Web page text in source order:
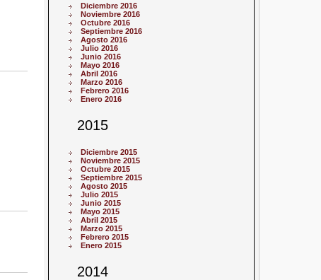
Diciembre 2016
Noviembre 2016
Octubre 2016
Septiembre 2016
Agosto 2016
Julio 2016
Junio 2016
Mayo 2016
Abril 2016
Marzo 2016
Febrero 2016
Enero 2016
2015
Diciembre 2015
Noviembre 2015
Octubre 2015
Septiembre 2015
Agosto 2015
Julio 2015
Junio 2015
Mayo 2015
Abril 2015
Marzo 2015
Febrero 2015
Enero 2015
2014